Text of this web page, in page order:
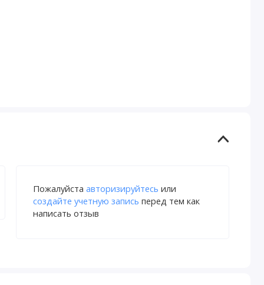
Пожалуйста авторизируйтесь или
создайте учетную запись перед тем как
написать отзыв